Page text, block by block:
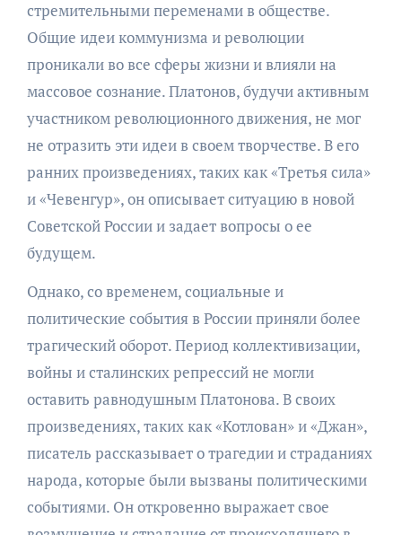
стремительными переменами в обществе.
Общие идеи коммунизма и революции
проникали во все сферы жизни и влияли на
массовое сознание. Платонов, будучи активным
участником революционного движения, не мог
не отразить эти идеи в своем творчестве. В его
ранних произведениях, таких как «Третья сила»
и «Чевенгур», он описывает ситуацию в новой
Советской России и задает вопросы о ее
будущем.
Однако, со временем, социальные и
политические события в России приняли более
трагический оборот. Период коллективизации,
войны и сталинских репрессий не могли
оставить равнодушным Платонова. В своих
произведениях, таких как «Котлован» и «Джан»,
писатель рассказывает о трагедии и страданиях
народа, которые были вызваны политическими
событиями. Он откровенно выражает свое